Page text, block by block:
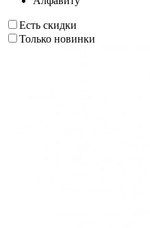
Есть скидки
Только новинки